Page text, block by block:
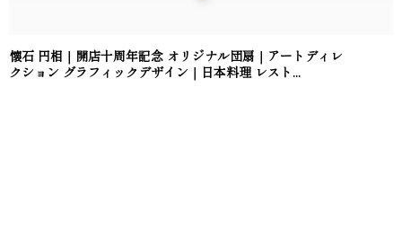
懐石 円相｜開店十周年記念 オリジナル団扇｜アートディレ
クション グラフィックデザイン｜日本料理 レスト...